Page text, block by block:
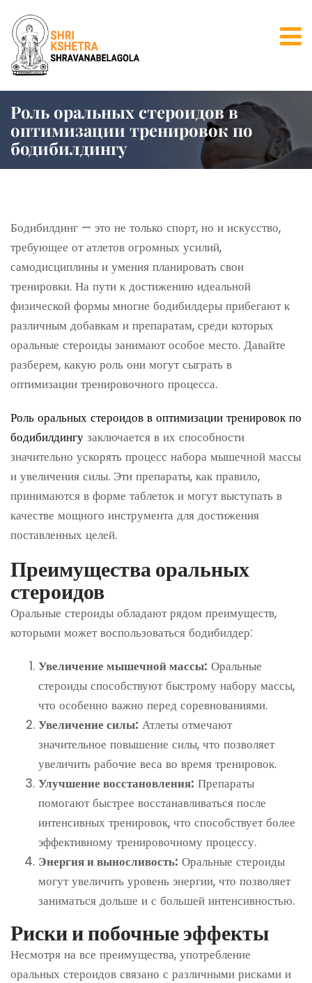
Роль оральных стероидов в
оптимизации тренировок по
бодибилдингу
Бодибилдинг — это не только спорт, но и искусство,
требующее от атлетов огромных усилий,
самодисциплины и умения планировать свои
тренировки. На пути к достижению идеальной
физической формы многие бодибилдеры прибегают к
различным добавкам и препаратам, среди которых
оральные стероиды занимают особое место. Давайте
разберем, какую роль они могут сыграть в
оптимизации тренировочного процесса.
Роль оральных стероидов в оптимизации тренировок по
бодибилдингу заключается в их способности
значительно ускорять процесс набора мышечной массы
и увеличения силы. Эти препараты, как правило,
принимаются в форме таблеток и могут выступать в
качестве мощного инструмента для достижения
поставленных целей.
Преимущества оральных
стероидов
Оральные стероиды обладают рядом преимуществ,
которыми может воспользоваться бодибилдер:
Увеличение мышечной массы: Оральные
стероиды способствуют быстрому набору массы,
что особенно важно перед соревнованиями.
Увеличение силы: Атлеты отмечают
значительное повышение силы, что позволяет
увеличить рабочие веса во время тренировок.
Улучшение восстановления: Препараты
помогают быстрее восстанавливаться после
интенсивных тренировок, что способствует более
эффективному тренировочному процессу.
Энергия и выносливость: Оральные стероиды
могут увеличить уровень энергии, что позволяет
заниматься дольше и с большей интенсивностью.
Риски и побочные эффекты
Несмотря на все преимущества, употребление
оральных стероидов связано с различными рисками и